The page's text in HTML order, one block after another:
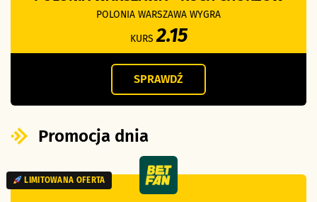
POLONIA WARSZAWA WYGRA
KURS2.15
SPRAWDŹ
Promocja dnia
LIMITOWANA OFERTA